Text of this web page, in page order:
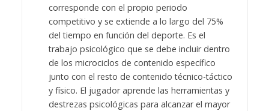
corresponde con el propio periodo
competitivo y se extiende a lo largo del 75%
del tiempo en función del deporte. Es el
trabajo psicológico que se debe incluir dentro
de los microciclos de contenido específico
junto con el resto de contenido técnico-táctico
y físico. El jugador aprende las herramientas y
destrezas psicológicas para alcanzar el mayor